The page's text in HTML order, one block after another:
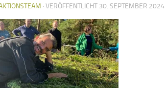
· VERÖFFENTLICHT 30. SEPTEMBER 2024